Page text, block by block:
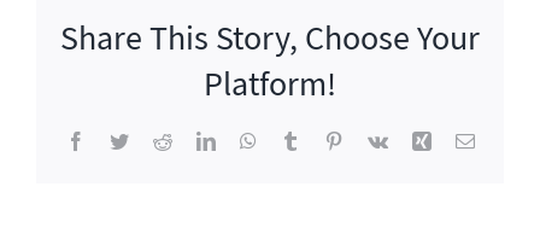
즌
Share This Story, Choose Your
Platform!
Facebook
TwitterRedditLinkedInWhatsApp
TumblrPinterest
Vk Xing 이